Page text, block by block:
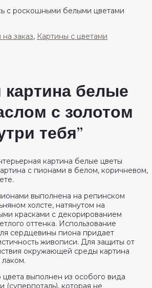
с роскошными белыми цветами
заказ, Картины с цветами
белые
с золотом
тебя”
картина белые цветы
с пионами в белом, коричневом,
выполнена на репинском
холсте, натянутом на
красками с декорированием
оттенка. Использование
сердцевины пиона придает
живописи. Для защиты от
окружающей среды картина
цвета выполнен из особого вида
(суперпоталь), которая не